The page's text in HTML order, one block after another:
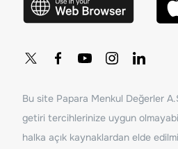
Bu site Papara Menkul Değerler
getiri tercihlerinize uygun
halka açık kaynaklardan elde